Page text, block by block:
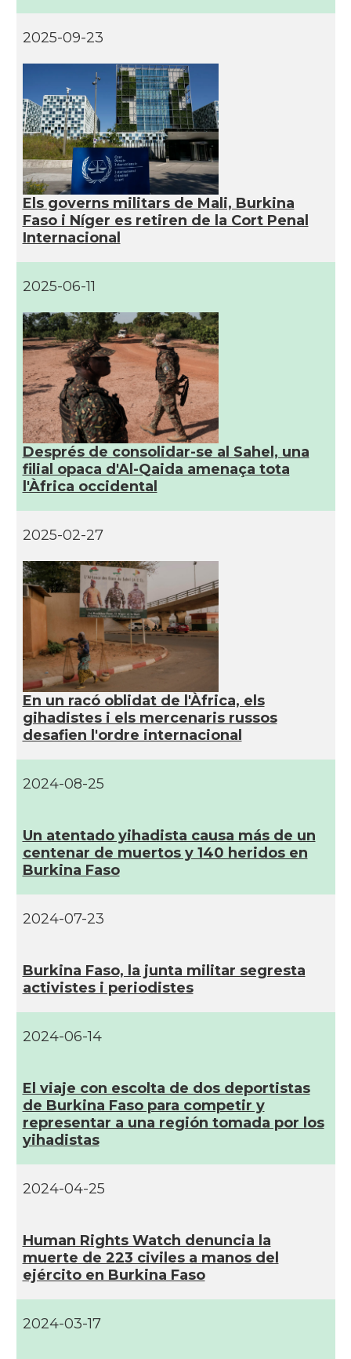
2025-09-23
Els governs militars de Mali, Burkina
Faso i Níger es retiren de la Cort Penal
Internacional
2025-06-11
Després de consolidar-se al Sahel, una
filial opaca d'Al-Qaida amenaça tota
l'Àfrica occidental
2025-02-27
En un racó oblidat de l'Àfrica, els
gihadistes i els mercenaris russos
desafien l'ordre internacional
2024-08-25
Un atentado yihadista causa más de un
centenar de muertos y 140 heridos en
Burkina Faso
2024-07-23
Burkina Faso, la junta militar segresta
activistes i periodistes
2024-06-14
El viaje con escolta de dos deportistas
de Burkina Faso para competir y
representar a una región tomada por los
yihadistas
2024-04-25
Human Rights Watch denuncia la
muerte de 223 civiles a manos del
ejército en Burkina Faso
2024-03-17